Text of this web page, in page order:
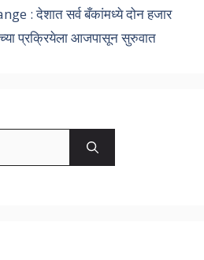
: देशात सर्व बँकांमध्ये दोन हजार
प्रक्रियेला आजपासून सुरुवात